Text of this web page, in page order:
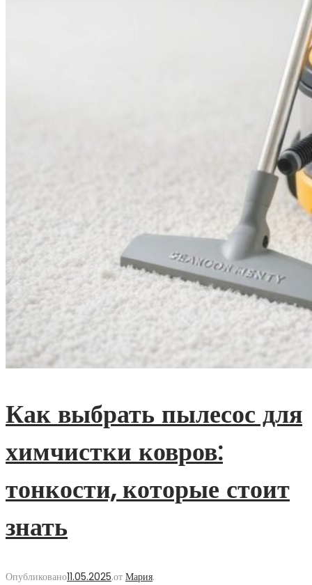
Как выбрать пылесос для
химчистки ковров:
тонкости, которые стоит
знать
Опубликовано11.05.2025.от Мария.